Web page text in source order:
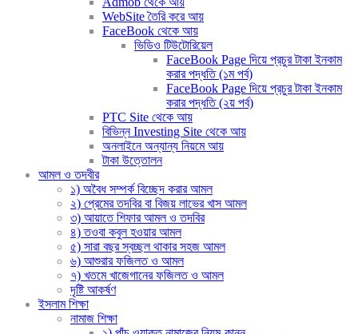
WebSite তৈরি করে আয়
FaceBook থেকে আয়
ভিডিও টিউটোরিয়েল
FaceBook Page দিয়ে প্রচুর টাকা ইনকাম
করার পদ্ধতি (১ম পর্ব)
FaceBook Page দিয়ে প্রচুর টাকা ইনকাম
করার পদ্ধতি (২য় পর্ব)
PTC Site থেকে আয়
বিভিন্ন Investing Site থেকে আয়
অনলাইনে অন্যান্য নিয়মে আয়
টাকা উত্তোলন
আমল ও তদবীর
১) অবৈধ সম্পর্ক বিচ্ছেদ করার আমল
২) প্রেমের তদবির বা বিজয় লাভের খাস আমল
৩) আয়াতে শিফার আমল ও তদবির
৪) তওবা কবুল হওয়ার আমল
৫) সারা বছর স্বচ্ছল থাকার সহজ আমল
৬) আশুরার ফজিলত ও আমল
৭) খতমে খাজেগানের ফজিলত ও আমল
দৃষ্টি আকর্ষণ
ইসলাম শিক্ষা
নামাজ শিক্ষা